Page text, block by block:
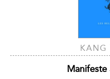
KANG
Manifeste